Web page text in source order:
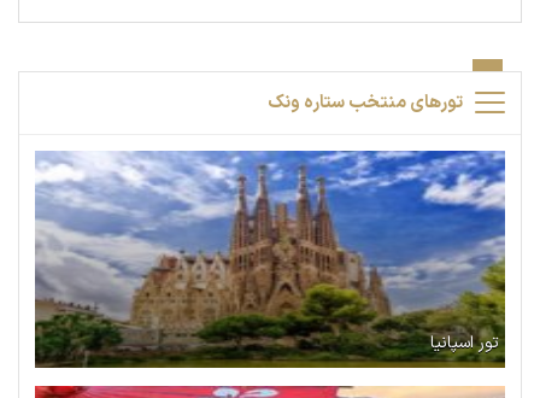
تورهای منتخب ستاره ونک
تور اسپانیا